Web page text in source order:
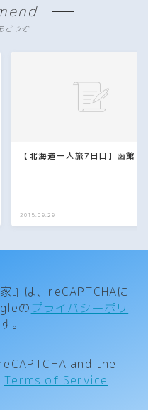
どうぞ
【北海道一人旅7日目】函館
2015.09.29
』は、reCAPTCHAに
の プライバシーポリ
。
and the
Terms of Service